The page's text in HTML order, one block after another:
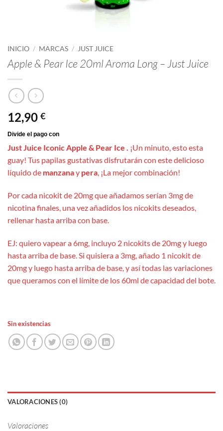
INICIO / MARCAS / JUST JUICE
Apple & Pear Ice 20ml Aroma Long – Just Juice
12,90 €
Just Juice Iconic Apple & Pear Ice . ¡Un minuto, esto esta
guay! Tus papilas gustativas disfrutarán con este delicioso
líquido de manzanay pera, ¡La mejor combinación!
Por cada nicokit de 20mg que añadamos serían 3mg de
nicotina finales, una vez añadidos los nicokits deseados,
rellenar hasta arriba con base.
EJ: quiero vapear a 6mg, incluyo 2 nicokits de 20mg y luego
hasta arriba de base. Si quisiera a 3mg, añado 1 nicokit de
20mg y luego hasta arriba de base, y así todas las variaciones
que queramos con el límite de los 60ml de capacidad del bote.
Sin existencias
VALORACIONES (0)
Valoraciones